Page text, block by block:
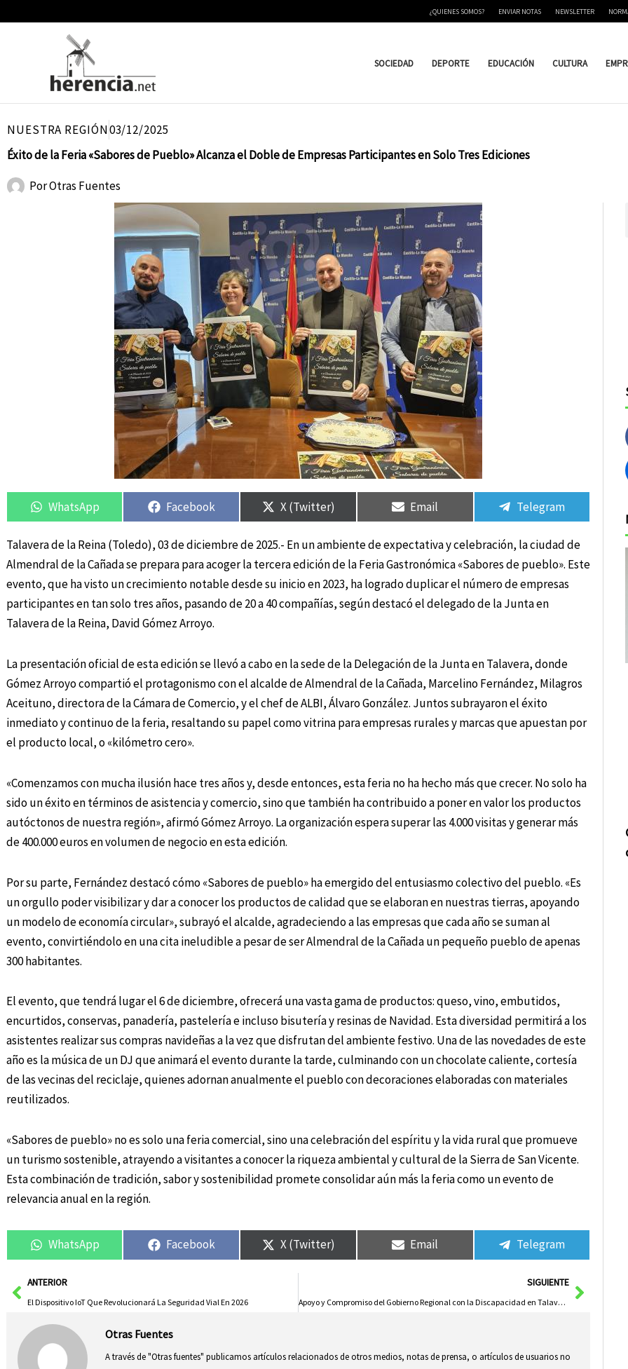
¿QUIENES SOMOS? ENVIAR NOTAS NEWSLETTER
SOCIEDAD DEPORTE EDUCACIÓN CULTURA
NUESTRA REGIÓN03/12/2025
Éxito de la Feria «Sabores de Pueblo» Alcanza el Doble de Empresas Participantes en Solo Tres Ediciones
PorOtras Fuentes
en
WhatsApp
Compartir
en
Facebook
Compartir
en
X (Twitter)
Compartir
en
Email
en
Telegram
Talavera de la Reina (Toledo), 03 de diciembre de 2025.- En un ambiente de expectativa y celebración, la ciudad de
Almendral de la Cañada se prepara para acoger la tercera edición de la Feria Gastronómica «Sabores de pueblo». Este
evento, que ha visto un crecimiento notable desde su inicio en 2023, ha logrado duplicar el número de empresas
participantes en tan solo tres años, pasando de 20 a 40 compañías, según destacó el delegado de la Junta en
Talavera de la Reina, David Gómez Arroyo.
La presentación oficial de esta edición se llevó a cabo en la sede de la Delegación de la Junta en Talavera, donde
Gómez Arroyo compartió el protagonismo con el alcalde de Almendral de la Cañada, Marcelino Fernández, Milagros
Aceituno, directora de la Cámara de Comercio, y el chef de ALBI, Álvaro González. Juntos subrayaron el éxito
inmediato y continuo de la feria, resaltando su papel como vitrina para empresas rurales y marcas que apuestan por
el producto local, o «kilómetro cero».
«Comenzamos con mucha ilusión hace tres años y, desde entonces, esta feria no ha hecho más que crecer. No solo ha
sido un éxito en términos de asistencia y comercio, sino que también ha contribuido a poner en valor los productos
autóctonos de nuestra región», afirmó Gómez Arroyo. La organización espera superar las 4.000 visitas y generar más
de 400.000 euros en volumen de negocio en esta edición.
Por su parte, Fernández destacó cómo «Sabores de pueblo» ha emergido del entusiasmo colectivo del pueblo. «Es
un orgullo poder visibilizar y dar a conocer los productos de calidad que se elaboran en nuestras tierras, apoyando
un modelo de economía circular», subrayó el alcalde, agradeciendo a las empresas que cada año se suman al
evento, convirtiéndolo en una cita ineludible a pesar de ser Almendral de la Cañada un pequeño pueblo de apenas
300 habitantes.
El evento, que tendrá lugar el 6 de diciembre, ofrecerá una vasta gama de productos: queso, vino, embutidos,
encurtidos, conservas, panadería, pastelería e incluso bisutería y resinas de Navidad. Esta diversidad permitirá a los
asistentes realizar sus compras navideñas a la vez que disfrutan del ambiente festivo. Una de las novedades de este
año es la música de un DJ que animará el evento durante la tarde, culminando con un chocolate caliente, cortesía
de las vecinas del reciclaje, quienes adornan anualmente el pueblo con decoraciones elaboradas con materiales
reutilizados.
«Sabores de pueblo» no es solo una feria comercial, sino una celebración del espíritu y la vida rural que promueve
un turismo sostenible, atrayendo a visitantes a conocer la riqueza ambiental y cultural de la Sierra de San Vicente.
Esta combinación de tradición, sabor y sostenibilidad promete consolidar aún más la feria como un evento de
relevancia anual en la región.
en
WhatsApp
Compartir
en
Facebook
Compartir
en
X (Twitter)
Compartir
en
Email
en
Telegram
AntANTERIOR
El Dispositivo IoT Que Revolucionará La Seguridad Vial En 2026
SIGUIENTE
Apoyo y Compromiso del Gobierno Regional con la Discapacidad en Talavera
Otras Fuentes
A través de "Otras fuentes" publicamos artículos relacionados de otros medios, notas de prensa, o artículos de usuarios no